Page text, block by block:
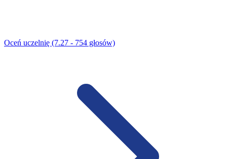
Oceń uczelnię (7.27 - 754 głosów)